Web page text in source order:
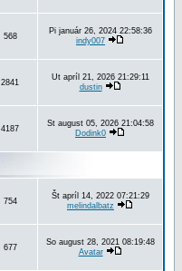
568
Pi január 26, 2024 22:58:36
indy007
2841
Ut apríl 21, 2026 21:29:11
dustin
4187
St august 05, 2026 21:04:58
Dodink0
754
Št apríl 14, 2022 07:21:29
melindalbatz
677
So august 28, 2021 08:19:48
Avatar